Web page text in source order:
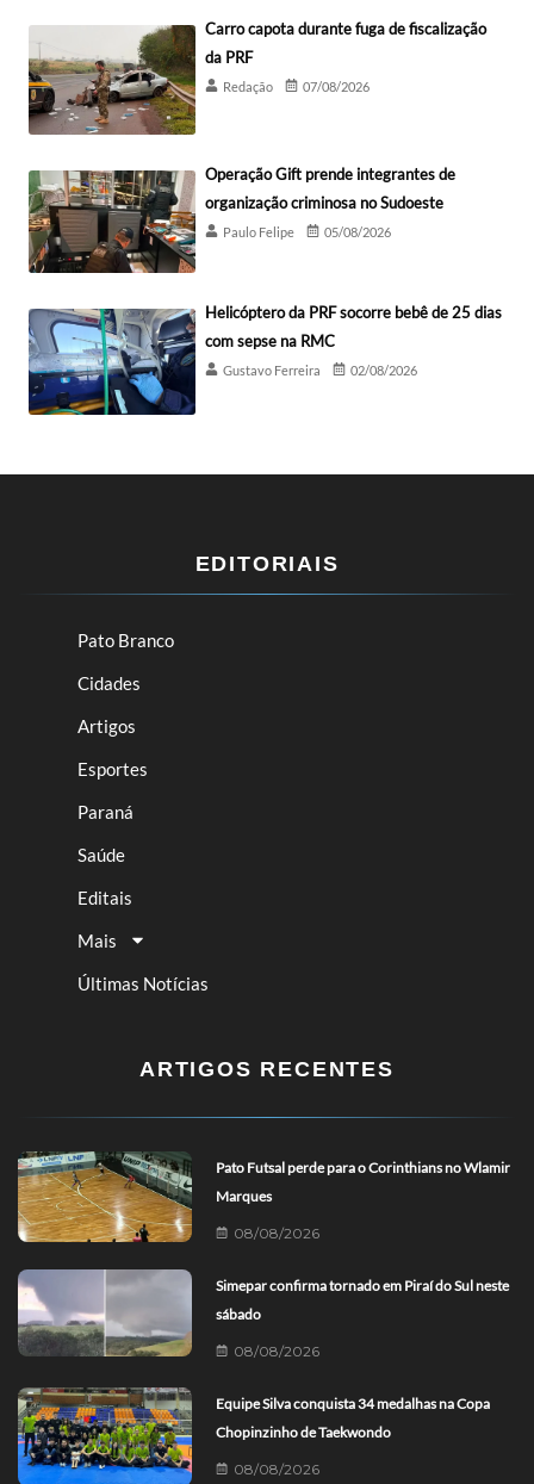
Carro capota durante fuga de fiscalização
da PRF
Redação 07/08/2026
Operação Gift prende integrantes de
organização criminosa no Sudoeste
Paulo Felipe 05/08/2026
Helicóptero da PRF socorre bebê de 25 dias
com sepse na RMC
Gustavo Ferreira 02/08/2026
EDITORIAIS
Pato Branco
Cidades
Artigos
Esportes
Paraná
Saúde
Editais
Mais
Últimas Notícias
ARTIGOS RECENTES
Pato Futsal perde para o Corinthians no Wlamir
Marques
08/08/2026
Simepar confirma tornado em Piraí do Sul neste
sábado
08/08/2026
Equipe Silva conquista 34 medalhas na Copa
Chopinzinho de Taekwondo
08/08/2026